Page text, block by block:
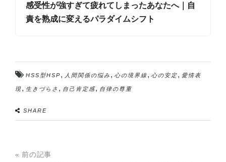
感受性が強すぎて疲れてしまったあなたへ｜自
責を熟成に変えるパラダイムシフト
HSS型HSP, 人間関係の悩み , 心の境界線, 心の安定, 愛情表
現, 生きづらさ , 自己肯定感, 自律の尊重
SHARE
« 前の記事